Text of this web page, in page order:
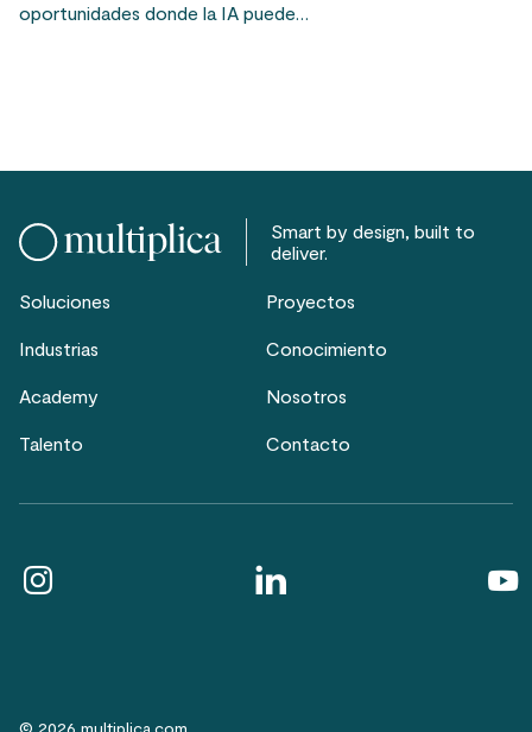
oportunidades donde la IA puede…
Smart by design, built to
deliver.
Soluciones Proyectos
Industrias Conocimiento
Academy Nosotros
Talento Contacto
© 2026 multiplica.com